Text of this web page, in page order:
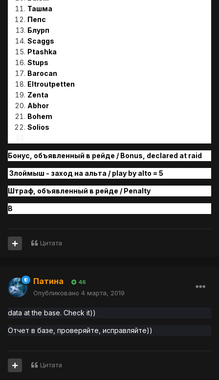
Ташма
Пепс
Блурп
Scaggs
Ptashka
Stups
Barocan
Eltroutpetten
Zenta
Abhor
Bohem
Solios
Бонус, объявленный в рейде / Bonus, declared at raid
Злоймыш - заход на альта / play by alto = 5
Штраф, объявленный в рейде / Penalty
B
Цитата
Патина 46
Опубликовано 4 марта, 2019
data at the base. Check it))
Отчет в базе, проверяйте, исправляйте))
Цитата